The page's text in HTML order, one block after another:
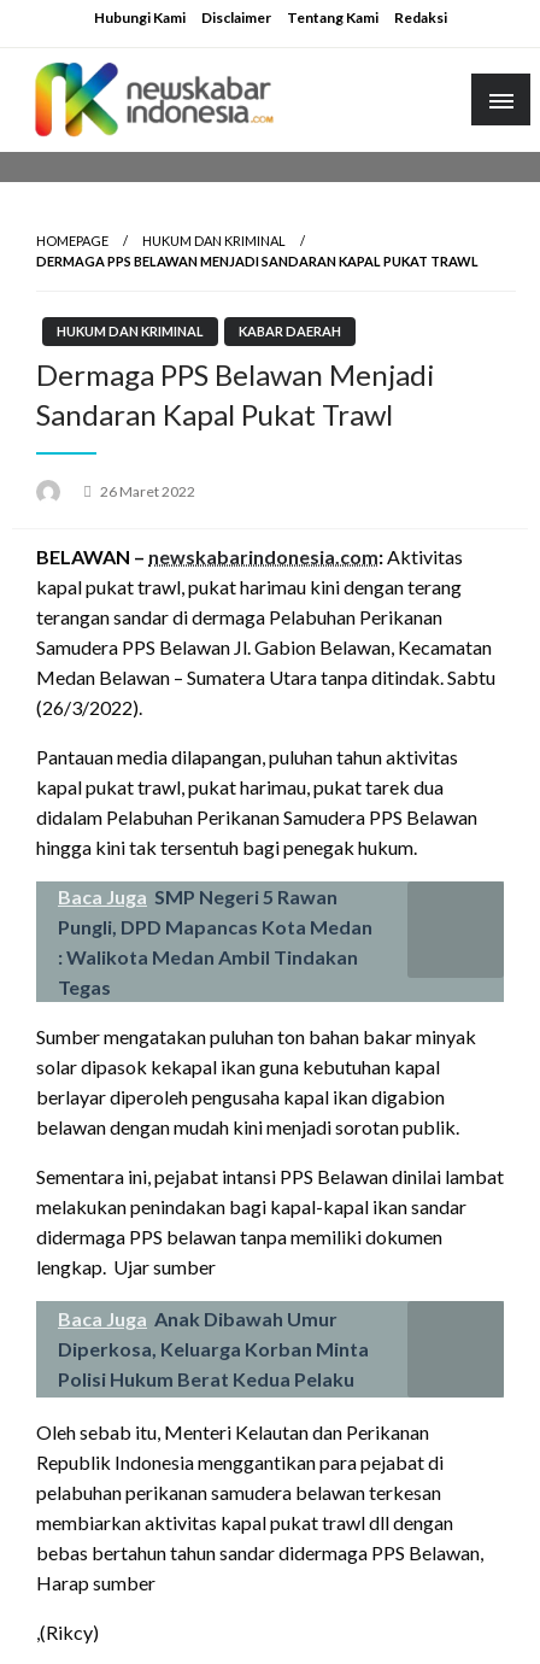
to
content
Hubungi Kami Disclaimer Tentang Kami Redaksi
HOMEPAGE
HUKUM DAN KRIMINAL
DERMAGA PPS BELAWAN MENJADI SANDARAN KAPAL PUKAT TRAWL
HUKUM DAN KRIMINAL KABAR DAERAH
Dermaga PPS Belawan Menjadi
Sandaran Kapal Pukat Trawl
Posted
26 Maret 2022
BELAWAN – newskabarindonesia.com:Aktivitas
kapal pukat trawl, pukat harimau kini dengan terang
terangan sandar di dermaga Pelabuhan Perikanan
Samudera PPS Belawan Jl. Gabion Belawan, Kecamatan
Medan Belawan – Sumatera Utara tanpa ditindak. Sabtu
(26/3/2022).
Pantauan media dilapangan, puluhan tahun aktivitas
kapal pukat trawl, pukat harimau, pukat tarek dua
didalam Pelabuhan Perikanan Samudera PPS Belawan
hingga kini tak tersentuh bagi penegak hukum.
Baca Juga SMP Negeri 5 Rawan
Pungli, DPD Mapancas Kota Medan
: Walikota Medan Ambil Tindakan
Tegas
Sumber mengatakan puluhan ton bahan bakar minyak
solar dipasok kekapal ikan guna kebutuhan kapal
berlayar diperoleh pengusaha kapal ikan digabion
belawan dengan mudah kini menjadi sorotan publik.
Sementara ini, pejabat intansi PPS Belawan dinilai lambat
melakukan penindakan bagi kapal-kapal ikan sandar
didermaga PPS belawan tanpa memiliki dokumen
lengkap. Ujar sumber
Baca Juga Anak Dibawah Umur
Diperkosa, Keluarga Korban Minta
Polisi Hukum Berat Kedua Pelaku
Oleh sebab itu, Menteri Kelautan dan Perikanan
Republik Indonesia menggantikan para pejabat di
pelabuhan perikanan samudera belawan terkesan
membiarkan aktivitas kapal pukat trawl dll dengan
bebas bertahun tahun sandar didermaga PPS Belawan,
Harap sumber
,(Rikcy)